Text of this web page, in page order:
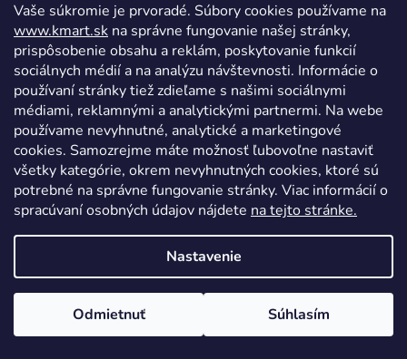
Vaše súkromie je prvoradé. Súbory cookies používame na
www.kmart.sk na správne fungovanie našej stránky,
prispôsobenie obsahu a reklám, poskytovanie funkcií
sociálnych médií a na analýzu návštevnosti. Informácie o
používaní stránky tiež zdieľame s našimi sociálnymi
médiami, reklamnými a analytickými partnermi. Na webe
používame nevyhnutné, analytické a marketingové
cookies. Samozrejme máte možnosť ľubovoľne nastaviť
všetky kategórie, okrem nevyhnutných cookies, ktoré sú
potrebné na správne fungovanie stránky. Viac informácií o
spracúvaní osobných údajov nájdete na tejto stránke.
Nastavenie
Odmietnuť Súhlasím
info@kmart.sk
+421 947 979 193
+421 947 979 193
facebook.com/Kolieramarket
Vytvoril Shoptet
Copyright 2026Kmart.sk. Všetky práva vyhradené.Upraviť